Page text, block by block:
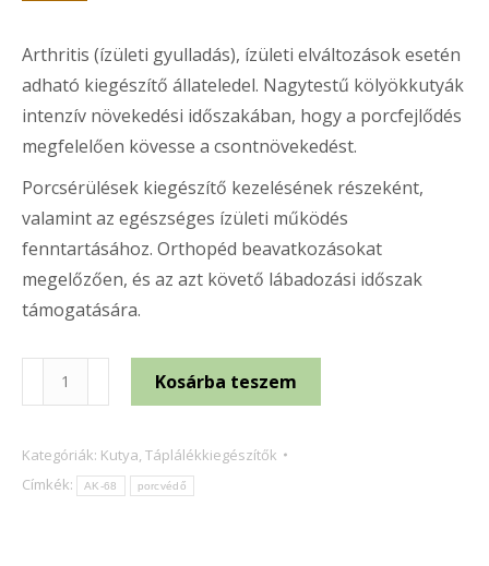
Arthritis (ízületi gyulladás), ízületi elváltozások esetén
adható kiegészítő állateledel. Nagytestű kölyökkutyák
intenzív növekedési időszakában, hogy a porcfejlődés
megfelelően kövesse a csontnövekedést.
Porcsérülések kiegészítő kezelésének részeként,
valamint az egészséges ízületi működés
fenntartásához. Orthopéd beavatkozásokat
megelőzően, és az azt követő lábadozási időszak
támogatására.
68
PORCVÉDŐ
TABLETTA
Kosárba teszem
Kategóriák: Kutya, Táplálékkiegészítők
Címkék:
AK-68 porcvédő